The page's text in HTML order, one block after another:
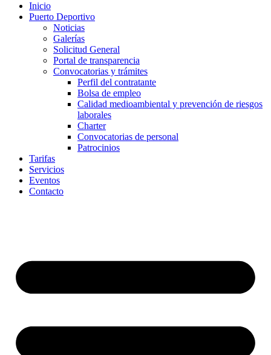
Inicio
Puerto Deportivo
Noticias
Galerías
Solicitud General
Portal de transparencia
Convocatorias y trámites
Perfil del contratante
Bolsa de empleo
Calidad medioambiental y prevención de riesgos
laborales
Charter
Convocatorias de personal
Patrocinios
Tarifas
Servicios
Eventos
Contacto